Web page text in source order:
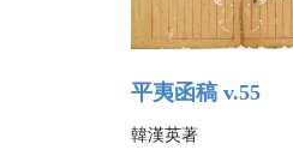
平夷函稿 v.55
韓漢英著